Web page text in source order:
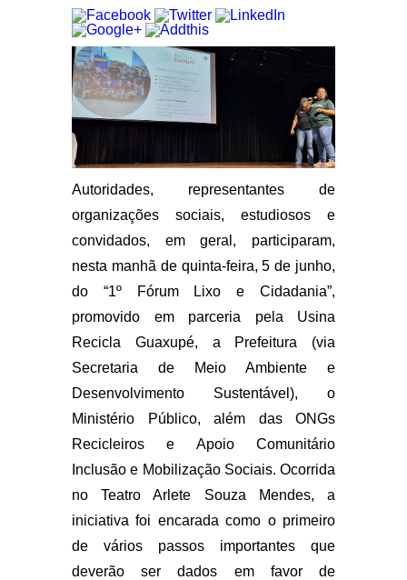
Autoridades, representantes de
organizações sociais, estudiosos e
convidados, em geral, participaram,
nesta manhã de quinta-feira, 5 de junho,
do “1º Fórum Lixo e Cidadania”,
promovido em parceria pela Usina
Recicla Guaxupé, a Prefeitura (via
Secretaria de Meio Ambiente e
Desenvolvimento Sustentável), o
Ministério Público, além das ONGs
Recicleiros e Apoio Comunitário
Inclusão e Mobilização Sociais. Ocorrida
no Teatro Arlete Souza Mendes, a
iniciativa foi encarada como o primeiro
de vários passos importantes que
deverão ser dados em favor de